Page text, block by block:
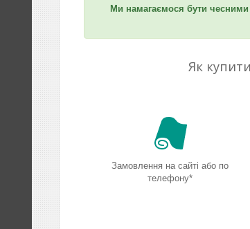
Ми намагаємося бути
Як
Замовлення на сайті або по
телефону*